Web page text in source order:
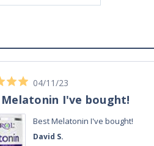
Always quick and
Always quick